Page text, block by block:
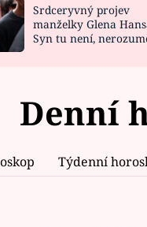
CELEBRITY
VAŘENÍ
Srdceryvný projev
manželky Glena
Syn tu není,
Denní
Týdenní